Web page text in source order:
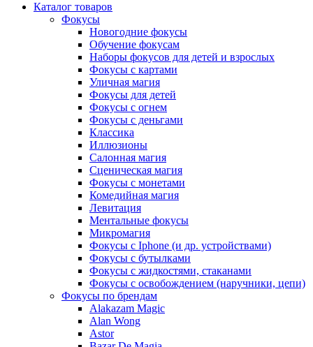
Каталог товаров
Фокусы
Новогодние фокусы
Обучение фокусам
Наборы фокусов для детей и взрослых
Фокусы с картами
Уличная магия
Фокусы для детей
Фокусы с огнем
Фокусы с деньгами
Классика
Иллюзионы
Салонная магия
Сценическая магия
Фокусы с монетами
Комедийная магия
Левитация
Ментальные фокусы
Микромагия
Фокусы с Iphone (и др. устройствами)
Фокусы с бутылками
Фокусы с жидкостями, стаканами
Фокусы с освобождением (наручники, цепи)
Фокусы по брендам
Alakazam Magic
Alan Wong
Astor